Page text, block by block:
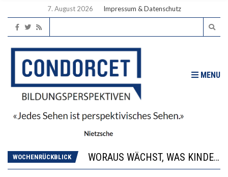
7. August 2026 Impressum & Datenschutz
MENU
WOCHENRÜCKBLICK
WORAUS WÄCHST, WAS KINDER TRÄGT
“WIR BEOBACHTEN EINEN REGELRECHTEN STURZFLUG BEI DEN LERNLEISTUNGEN”